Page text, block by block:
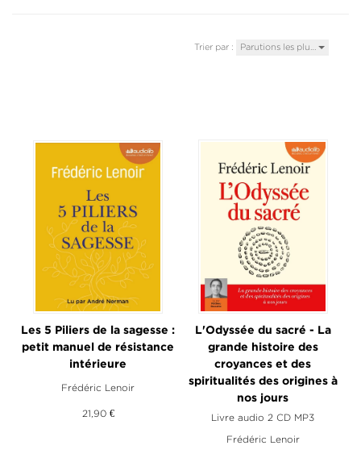
Trier par : Parutions les plu…
Les 5 Piliers de la sagesse :
petit manuel de résistance
intérieure
Frédéric Lenoir
21,90 €
L'Odyssée du sacré - La
grande histoire des
croyances et des
spiritualités des origines à
nos jours
Livre audio 2 CD MP3
Frédéric Lenoir